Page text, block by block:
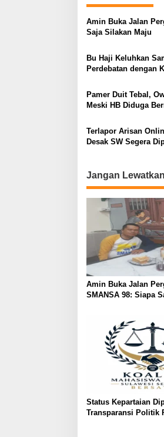
a
s
i
p
s
Amin Buka Jalan
Saja Silakan Maju
Bu Haji Keluhkan
Perdebatan dengan
Pamer Duit Tebal,
Meski HB Diduga
Terlapor Arisan
Desak SW Segera
Jangan Lewatkan
Amin Buka Jalan
SMANSA 98: Siapa
Status Kepartaian
Transparansi Politik